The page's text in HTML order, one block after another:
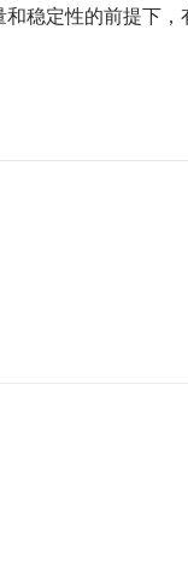
稳定性的前提下